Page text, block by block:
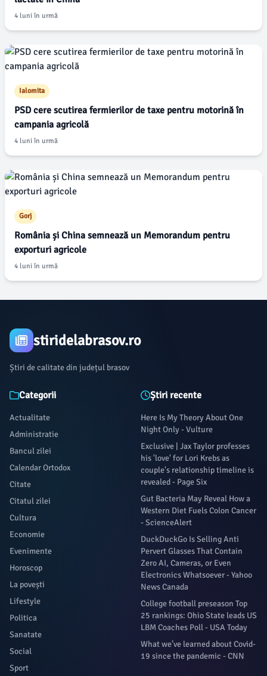
4 luni în urmă
Ialomita
PSD cere scutirea fermierilor de taxe pentru motorină în
campania agricolă
4 luni în urmă
Gorj
România și China semnează un Memorandum pentru
exporturi agricole
4 luni în urmă
stiridelabrasov.ro
Știri de calitate din județul brasov
Categorii
Actualitate
Administratie
Bancul zilei
Calendar Ortodox
Citate
Citatul zilei
Cultura
Economie
Evenimente
Horoscop
La povești
Lifestyle
Politica
Sanatate
Social
Sport
Știri recente
Here Is My Theory About One
Night Only - Vulture
Exclusive | Jax Taylor professes
his 'love' for Lori Krebs as
couple's relationship timeline is
revealed - Page Six
Gut Bacteria May Reveal How a
Western Diet Fuels Colon Cancer
- ScienceAlert
DuckDuckGo Is Selling Anti
Pervert Glasses That Contain
Zero AI, Cameras, or Even
Electronics Whatsoever - Yahoo
News Canada
College football preseason Top
25 rankings: Ohio State leads US
LBM Coaches Poll - USA Today
What we’ve learned about Covid-
19 since the pandemic - CNN